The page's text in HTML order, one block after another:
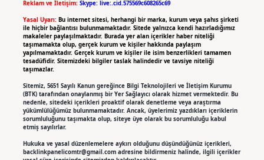
Reklam ve İletişim: Skype: live:.cid.575569c608265c69
Yasal Uyarı: Bu internet sitesi, herhangi bir marka, kurum veya şahıs şirketi
ile hiçbir bağlantısı bulunmamaktadır. Sitede yalnızca kendi hazırladığımız
makaleler paylaşılmaktadır. Burada yer alan içerikler haber niteliği
taşımamakta olup, gerçek kurum ve kişiler hakkında paylaşım
yapılmamaktadır. Gerçek kurum ve kişiler ile isim benzerlikleri tamamen
tesadüfidir. Sitemizdeki bilgiler taslak halindedir ve tavsiye niteliği
taşımazlar.
Sitemiz, 5651 Sayılı Kanun gereğince Bilgi Teknolojileri ve İletişim Kurumu
(BTK) tarafından onaylanmış bir Yer Sağlayıcı olarak hizmet vermektedir. Bu
nedenle, sitedeki içerikleri proaktif olarak denetleme veya araştırma
yükümlülüğümüz bulunmamaktadır. Ancak, üyelerimiz yazdıkları içeriklerin
sorumluluğunu taşımakta olup, siteye üye olarak bu sorumluluğu kabul
etmiş sayılırlar.
Hukuka ve yasal düzenlemelere aykırı olduğunu düşündüğünüz içerikleri,
backlinkpanelicomtr@gmail.comadresine bildirmeniz halinde, ilgili içerikler